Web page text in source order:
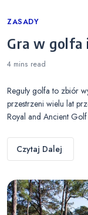
Categories
ZASADY
Gra w golfa
4 mins read
Reguły golfa to zbiór
przestrzeni wielu lat
Royal and Ancient
Czytaj Dalej